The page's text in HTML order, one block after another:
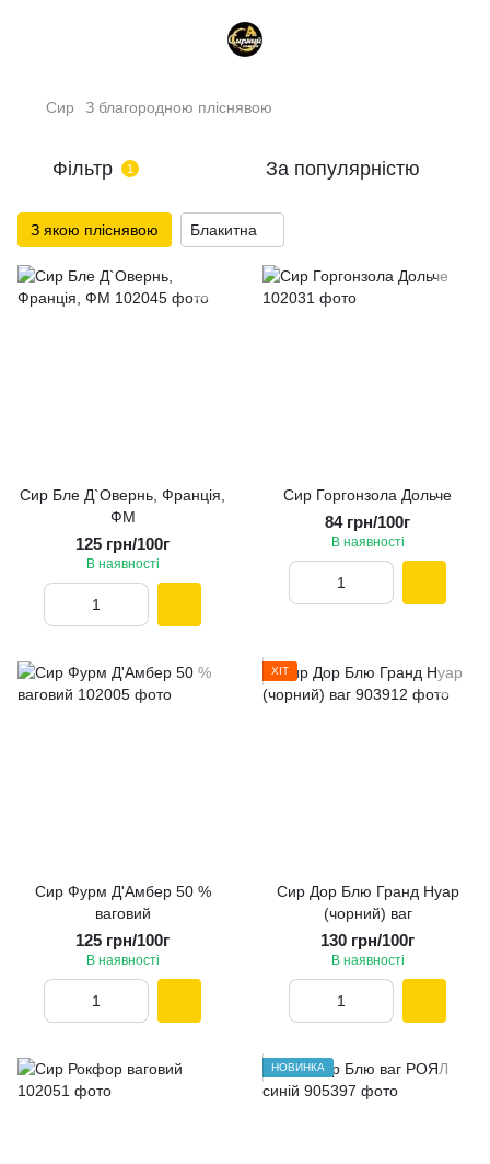
Сир З благородною пліснявою
Фільтр 1 За популярністю
З якою пліснявою Блакитна
Сир Бле Д`Овернь, Франція,
ФМ
125 грн/100г
В наявності
Сир Горгонзола Дольче
84 грн/100г
В наявності
Сир Фурм Д'Амбер 50 %
ваговий
125 грн/100г
В наявності
ХІТ
Сир Дор Блю Гранд Нуар
(чорний) ваг
130 грн/100г
В наявності
НОВИНКА